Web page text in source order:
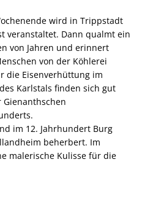
wird in Trippstadt
veranstaltet. Dann qualmt ein
von Jahren und erinnert
von der Köhlerei
die Eisenverhüttung im
Karlstals finden sich gut
im 12. Jahrhundert Burg
beherbert. Im
malerische Kulisse für die